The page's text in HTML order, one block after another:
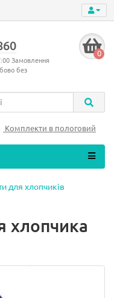
Замовлення
без
0
Комплекти в пологовий
для хлопчиків
хлопчика